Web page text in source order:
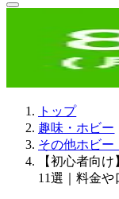
トップ
趣味・ホビー
その他ホビー
【初心者向
11選｜料金